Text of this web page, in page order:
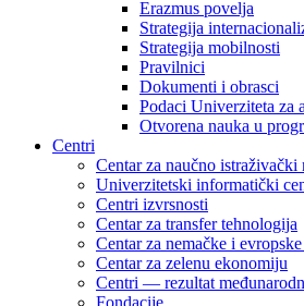
Erazmus povelja
Strategija
Strategija mobilnosti
Pravilnici
Dokumenti i obrasci
Podaci Univerziteta za
Otvorena nauka u
Centri
Centar za naučno
Univerzitetski informatički
Centri izvrsnosti
Centar za transfer tehnologija
Centar za nemačke i
Centar za zelenu ekonomiju
Centri — rezultat
Fondacije